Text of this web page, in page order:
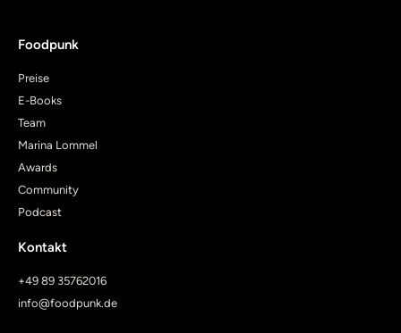
Foodpunk
Preise
E-Books
Team
Marina Lommel
Awards
Community
Podcast
Kontakt
+49 89 35762016
info@foodpunk.de